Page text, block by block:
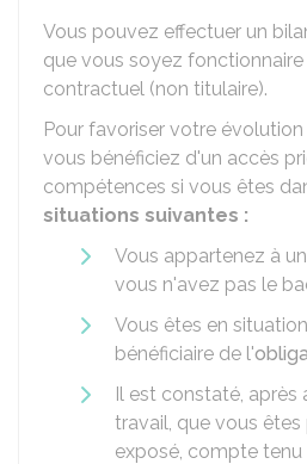
Vous pouvez effectuer un
que vous soyez
contractuel (non titulaire).
Pour favoriser votre
vous bénéficiez d'un accès
compétences si vous êtes
situations suivantes :
Vous appartenez à un
vous n'avez pas le
Vous êtes en
bénéficiaire de l'
Il est constaté, après
travail, que vous
exposé, compte